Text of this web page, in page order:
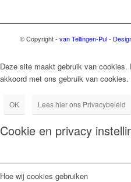
© Copyright - van Tellingen-Pul-
Deze site maakt gebruik van
akkoord met ons gebruik van cookies.
OK Lees hier ons Privacybeleid
Cookie en privacy
Hoe wij cookies gebruiken